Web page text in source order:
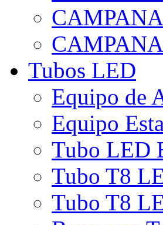
Tubos LED
Equipo de
Equipo
Tubo LED
Tubo T8
Tubo T8